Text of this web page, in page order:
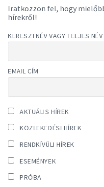
Iratkozzon fel, hogy
hírekről!
KERESZTNÉV VAGY TELJES NÉV
EMAIL CÍM
AKTUÁLIS HÍREK
KÖZLEKEDÉSI HÍREK
RENDKÍVÜLI HÍREK
ESEMÉNYEK
PRÓBA